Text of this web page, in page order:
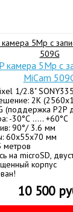
камера 5Mp c
MiCam
1/2.8"
2K
(поддержка P2P
-30°С ….. +60°С
90°/ 3.6 мм
60x55x70 мм
метров
на microSD,
корпус
10 500